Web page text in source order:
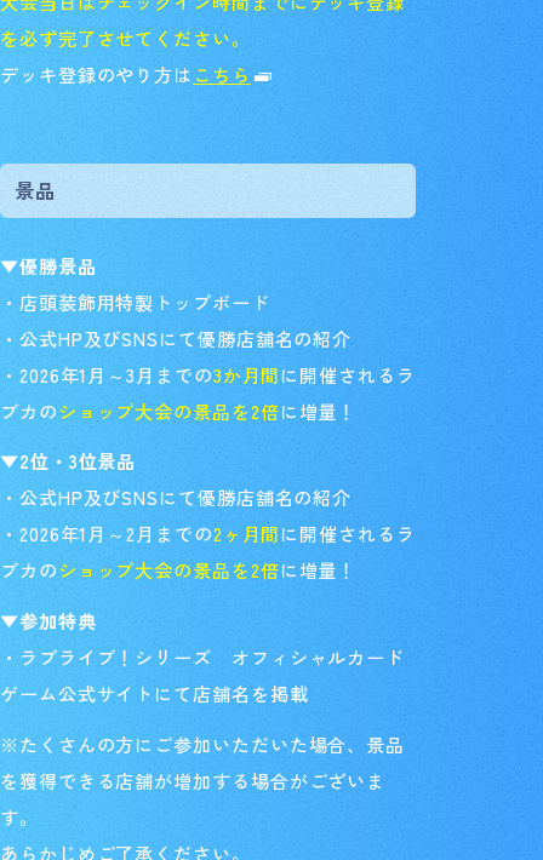
を必ず完了させてください。
デッキ登録のやり方は こちら
景品
▼優勝景品
・店頭装飾用特製トップボード
・公式HP及びSNSにて優勝店舗名の紹介
・ 2026年1月～3月までの3か月間に開催されるラ
ブカのショップ大会の景品を2倍に増量！
▼2位・3位景品
・ 公式HP及びSNSにて優勝店舗名の紹介
・2026年1月～2月までの2ヶ月間に開催されるラ
ブカのショップ大会の景品を2倍に増量！
▼参加特典
・ラブライブ！シリーズ オフィシャルカード
ゲーム公式サイトにて店舗名を掲載
※たくさんの方にご参加いただいた場合、景品
を獲得できる店舗が増加する場合がございま
す。
あらかじめご了承ください。